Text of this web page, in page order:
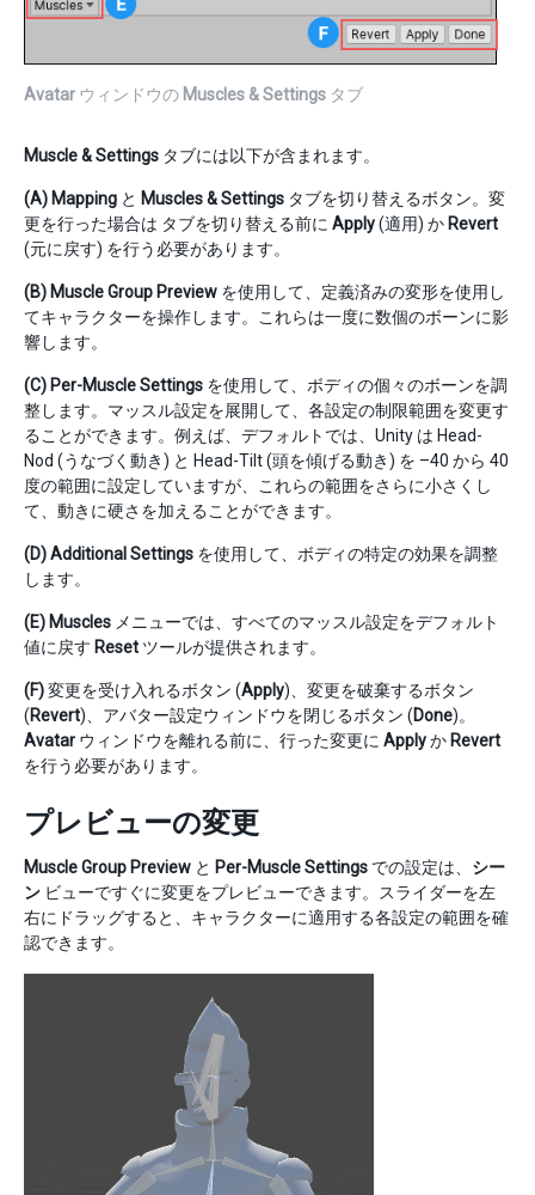
Avatar ウィンドウの Muscles & Settings タブ
Muscle & Settings タブには以下が含まれます。
(A) Mapping と Muscles & Settings タブを切り替えるボタン。変
更を行った場合は タブを切り替える前に Apply(適用) か Revert
(元に戻す) を行う必要があります。
(B) Muscle Group Preview を使用して、定義済みの変形を使用し
てキャラクターを操作します。これらは一度に数個のボーンに影
響します。
(C) Per-Muscle Settings を使用して、ボディの個々のボーンを調
整します。マッスル設定を展開して、各設定の制限範囲を変更す
ることができます。例えば、デフォルトでは、Unity は Head-
Nod (うなづく動き) と Head-Tilt (頭を傾げる動き) を –40 から 40
度の範囲に設定していますが、これらの範囲をさらに小さくし
て、動きに硬さを加えることができます。
(D)Additional Settings を使用して、ボディの特定の効果を調整
します。
(E) Muscles メニューでは、すべてのマッスル設定をデフォルト
値に戻す Reset ツールが提供されます。
(F)変更を受け入れるボタン (Apply)、変更を破棄するボタン
(Revert)、アバター設定ウィンドウを閉じるボタン (Done)。
Avatar ウィンドウを離れる前に、行った変更に Applyか Revert
を行う必要があります。
プレビューの変更
Muscle Group Preview と Per-Muscle Settings での設定は、 シー
ン ビューですぐに変更をプレビューできます。スライダーを左
右にドラッグすると、キャラクターに適用する各設定の範囲を確
認できます。